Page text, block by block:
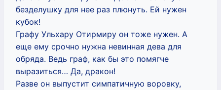
безделушку для нее раз плюнуть. Ей нужен
кубок!
Графу Ульхару Отирмиру он тоже нужен. А
еще ему срочно нужна невинная дева для
обряда. Ведь граф, как бы это помягче
выразиться… Да, дракон!
Разве он выпустит симпатичную воровку,